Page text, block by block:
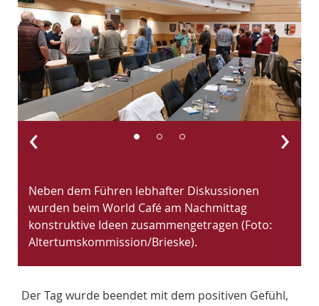
Neben dem Führen lebhafter Diskussionen
wurden beim World Café am Nachmittag
konstruktive Ideen zusammengetragen (Foto:
Altertumskommission/Brieske).
‹ ›
Der Tag wurde beendet mit dem positiven Gefühl,